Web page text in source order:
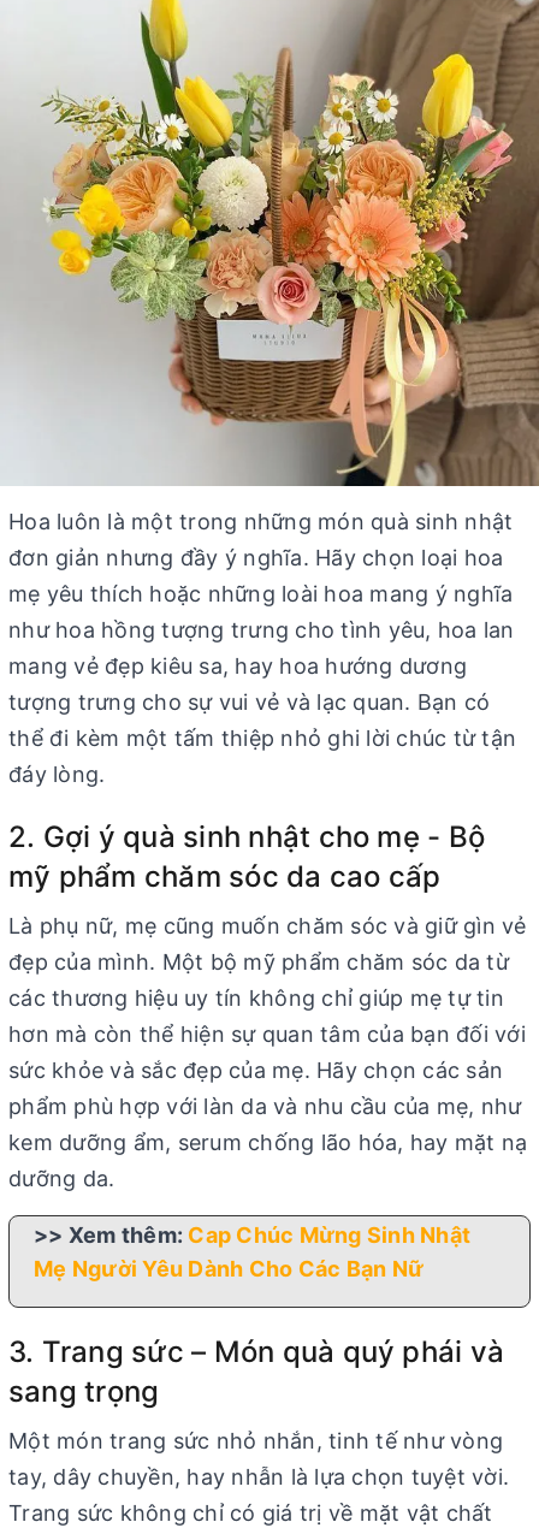
Hoa luôn là một trong những món quà sinh nhật
đơn giản nhưng đầy ý nghĩa. Hãy chọn loại hoa
mẹ yêu thích hoặc những loài hoa mang ý nghĩa
như hoa hồng tượng trưng cho tình yêu, hoa lan
mang vẻ đẹp kiêu sa, hay hoa hướng dương
tượng trưng cho sự vui vẻ và lạc quan. Bạn có
thể đi kèm một tấm thiệp nhỏ ghi lời chúc từ tận
đáy lòng.
2. Gợi ý quà sinh nhật cho mẹ - Bộ
mỹ phẩm chăm sóc da cao cấp
Là phụ nữ, mẹ cũng muốn chăm sóc và giữ gìn vẻ
đẹp của mình. Một bộ mỹ phẩm chăm sóc da từ
các thương hiệu uy tín không chỉ giúp mẹ tự tin
hơn mà còn thể hiện sự quan tâm của bạn đối với
sức khỏe và sắc đẹp của mẹ. Hãy chọn các sản
phẩm phù hợp với làn da và nhu cầu của mẹ, như
kem dưỡng ẩm, serum chống lão hóa, hay mặt nạ
dưỡng da.
>> Xem thêm: Cap Chúc Mừng Sinh Nhật
Mẹ Người Yêu Dành Cho Các Bạn Nữ
3. Trang sức – Món quà quý phái và
sang trọng
Một món trang sức nhỏ nhắn, tinh tế như vòng
tay, dây chuyền, hay nhẫn là lựa chọn tuyệt vời.
Trang sức không chỉ có giá trị về mặt vật chất